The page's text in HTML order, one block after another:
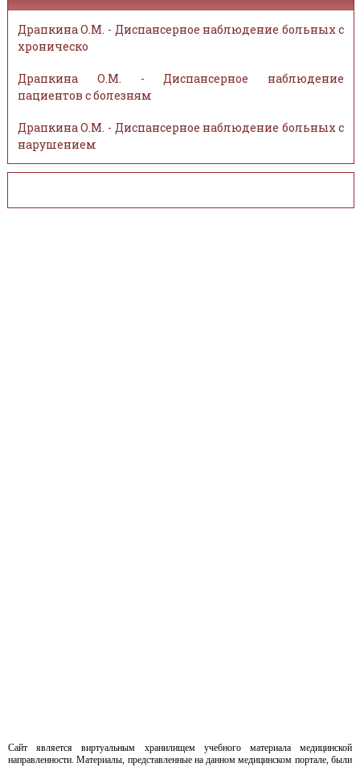
Драпкина О.М. - Диспансерное наблюдение больных с
хроническо
Драпкина О.М. - Диспансерное наблюдение
пациентов с болезням
Драпкина О.М. - Диспансерное наблюдение больных с
нарушением
Сайт является виртуальным хранилищем учебного материала медицинской
направленности. Материалы, представленные на данном медицинском портале, были